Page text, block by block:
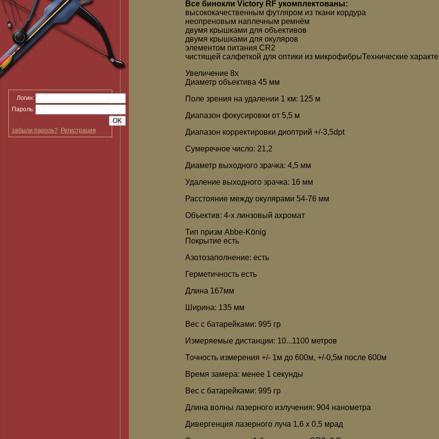
Логин:
Пароль:
забыли пароль? Регистрация
Все бинокли Victory RF укомплектованы:
высококачественным футляром из ткани кордура
неопреновым наплечным ремнём
двумя крышками для объективов
двумя крышками для окуляров
элементом питания CR2
чистящей салфеткой для оптики из микрофибрыТехнические
Увеличение 8x
Диаметр объектива 45 мм
Поле зрения на удалении 1 км: 125 м
Диапазон фокусировки от 5,5 м
Диапазон корректировки диоптрий +/-3,5dpt
Сумеречное число: 21,2
Диаметр выходного зрачка: 4,5 мм
Удаление выходного зрачка: 16 мм
Расстояние между окулярами 54-76 мм
Объектив: 4-x линзовый ахромат
Тип призм Abbe-König
Покрытие есть
Азотозаполнение: есть
Герметичность есть
Длина 167мм
Ширина: 135 мм
Вес с батарейками: 995 гр
Измеряемые дистанции: 10...1100 метров
Точность измерения +/- 1м до 600м, +/-0,5м после 600м
Время замера: менее 1 секунды
Вес с батарейками: 995 гр
Длина волны лазерного излучения: 904 нанометра
Дивергенция лазерного луча 1,6 х 0,5 мрад